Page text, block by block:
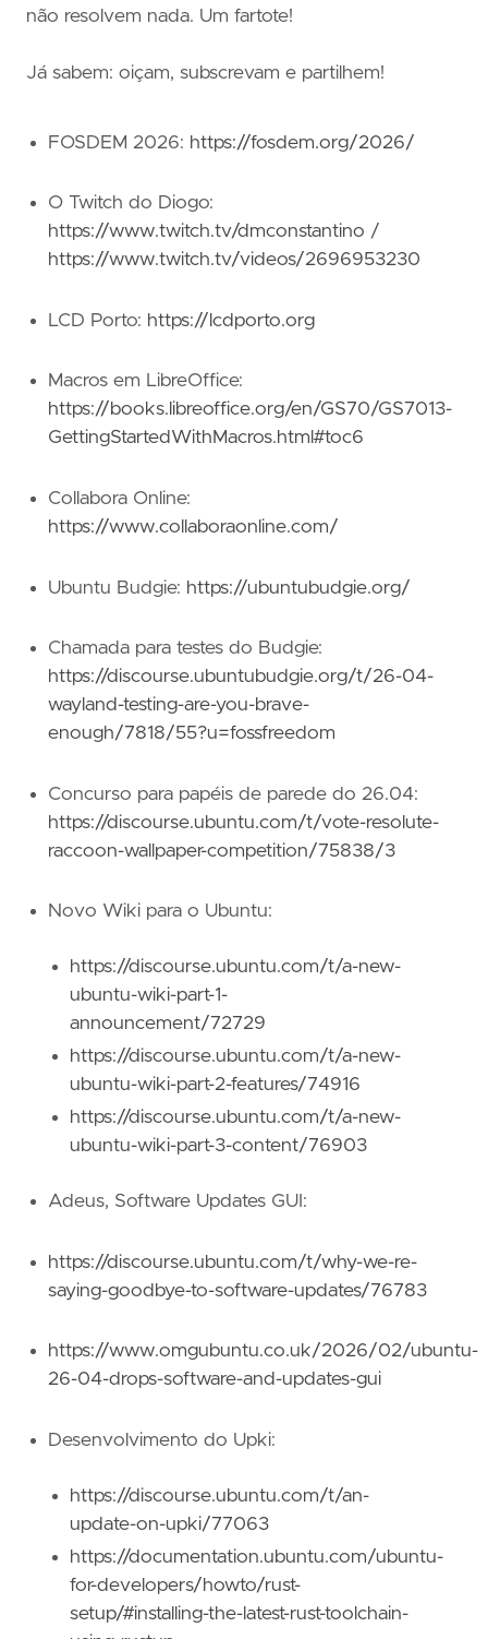
não resolvem nada. Um fartote!
Já sabem: oiçam, subscrevam e partilhem!
FOSDEM 2026: https://fosdem.org/2026/
O Twitch do Diogo:
https://www.twitch.tv/dmconstantino /
https://www.twitch.tv/videos/2696953230
LCD Porto: https://lcdporto.org
Macros em LibreOffice:
https://books.libreoffice.org/en/GS70/GS7013-
GettingStartedWithMacros.html#toc6
Collabora Online:
https://www.collaboraonline.com/
Ubuntu Budgie: https://ubuntubudgie.org/
Chamada para testes do Budgie:
https://discourse.ubuntubudgie.org/t/26-04-
wayland-testing-are-you-brave-
enough/7818/55?u=fossfreedom
Concurso para papéis de parede do 26.04:
https://discourse.ubuntu.com/t/vote-resolute-
raccoon-wallpaper-competition/75838/3
Novo Wiki para o Ubuntu:
https://discourse.ubuntu.com/t/a-new-
ubuntu-wiki-part-1-
announcement/72729
https://discourse.ubuntu.com/t/a-new-
ubuntu-wiki-part-2-features/74916
https://discourse.ubuntu.com/t/a-new-
ubuntu-wiki-part-3-content/76903
Adeus, Software Updates GUI:
https://discourse.ubuntu.com/t/why-we-re-
saying-goodbye-to-software-updates/76783
https://www.omgubuntu.co.uk/2026/02/ubuntu-
26-04-drops-software-and-updates-gui
Desenvolvimento do Upki:
https://discourse.ubuntu.com/t/an-
update-on-upki/77063
https://documentation.ubuntu.com/ubuntu-
for-developers/howto/rust-
setup/#installing-the-latest-rust-toolchain-